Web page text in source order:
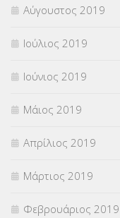
Αύγουστος 2019
Ιούλιος 2019
Ιούνιος 2019
Μάιος 2019
Απρίλιος 2019
Μάρτιος 2019
Φεβρουάριος 2019